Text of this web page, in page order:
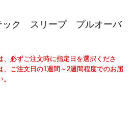
ック スリープ プルオーバ
、必ずご注文時に指定日を選択くださ
、ご注文日の1週間～2週間程度でのお届